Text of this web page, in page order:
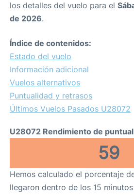
los detalles del vuelo para el
de 2026.
Índice de contenidos:
Estado del vuelo
Información adicional
Vuelos alternativos
Puntualidad y retrasos
Últimos Vuelos Pasados U28072
U28072 Rendimiento de
59
Hemos calculado el porcentaje
llegaron dentro de los 15